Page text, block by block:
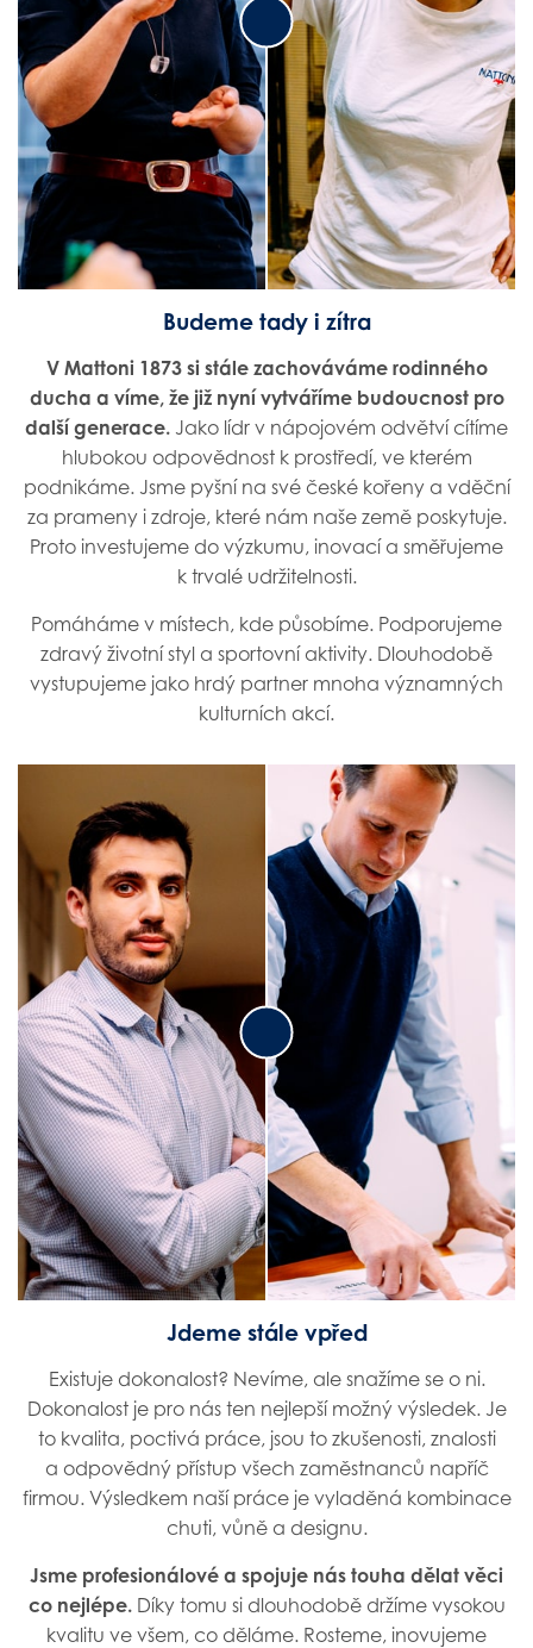
Klára H.
Manažerka kategorie vody
Radka B.
Operátorka výroby
Budeme tady i zítra
V Mattoni 1873 si stále zachováváme rodinného
ducha a víme, že již nyní vytváříme budoucnost pro
další generace. Jako lídr v nápojovém odvětví cítíme
hlubokou odpovědnost k prostředí, ve kterém
podnikáme. Jsme pyšní na své české kořeny a vděční
za prameny i zdroje, které nám naše země poskytuje.
Proto investujeme do výzkumu, inovací a směřujeme
k trvalé udržitelnosti.
Pomáháme v místech, kde působíme. Podporujeme
zdravý životní styl a sportovní aktivity. Dlouhodobě
vystupujeme jako hrdý partner mnoha významných
kulturních akcí.
Michal H.
Finanční manažer
Richard K.
Technický ředitel
Jdeme stále vpřed
Existuje dokonalost? Nevíme, ale snažíme se o ni.
Dokonalost je pro nás ten nejlepší možný výsledek. Je
to kvalita, poctivá práce, jsou to zkušenosti, znalosti
a odpovědný přístup všech zaměstnanců napříč
firmou. Výsledkem naší práce je vyladěná kombinace
chuti, vůně a designu.
Jsme profesionálové a spojuje nás touha dělat věci
co nejlépe.Díky tomu si dlouhodobě držíme vysokou
kvalitu ve všem, co děláme. Rosteme, inovujeme